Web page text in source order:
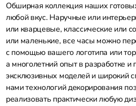
Обширная коллекция наших
любой вкус. Наручные или
или кварцевые, классические или
или маленькие, все часы можно
с помощью вашего логотипа или
а многолетний опыт в разработке и
эксклюзивных моделей и широкий
нами технологий декорирования
реализовать практически любую